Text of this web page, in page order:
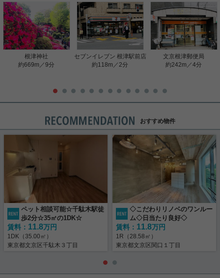
根津神社
約669m／9分
セブンイレブン 根津駅前店
約118m／2分
文京根津郵便局
約242m／4分
おすすめ物件
ペット相談可能☆千駄木駅徒
歩2分☆35㎡の1DK☆
賃料： 11.8万円
1DK（35.00㎡）
東京都文京区千駄木３丁目
◇こだわりリノベのワンルー
ム◇日当たり良好◇
賃料： 11.8万円
1R（28.58㎡）
東京都文京区関口１丁目